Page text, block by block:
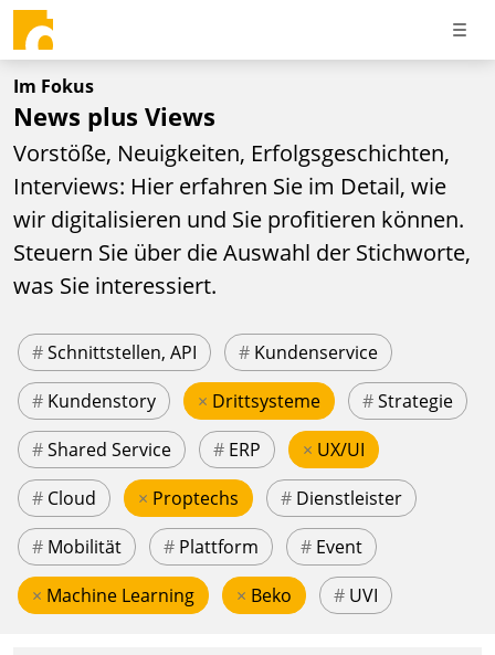
Im Fokus
News plus Views
Vorstöße, Neuigkeiten, Erfolgsgeschichten,
Interviews: Hier erfahren Sie im Detail, wie
wir digitalisieren und Sie profitieren können.
Steuern Sie über die Auswahl der Stichworte,
was Sie interessiert.
#Schnittstellen, API # Kundenservice
# Kundenstory × Drittsysteme #Strategie
#Shared Service # ERP × UX/UI
# Cloud × Proptechs # Dienstleister
# Mobilität # Plattform # Event
× Machine Learning × Beko # UVI